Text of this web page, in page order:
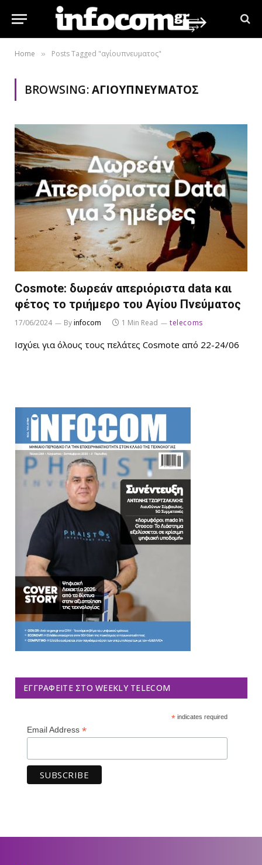
Home » Posts Tagged "αγίουπνευματος"
BROWSING:ΑΓΊΟΥΠΝΕΥΜΑΤΟΣ
Cosmote: δωρεάν απεριόριστα data και
φέτος το τριήμερο του Αγίου Πνεύματος
17/06/2024 Byinfocom 1 Min Read telecoms
Ισχύει για όλους τους πελάτες Cosmote από 22-24/06
ΕΓΓΡΑΦΕΊΤΕ ΣΤΟ WEEKLY TELECOM
*indicates required
Email Address *